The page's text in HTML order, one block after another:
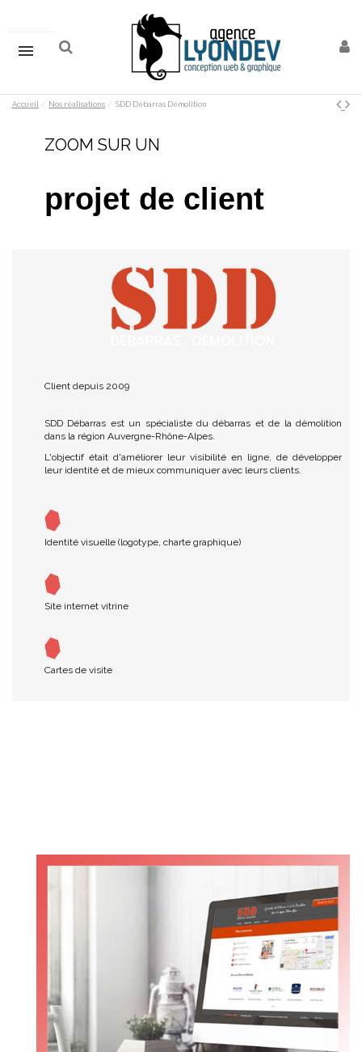
Accueil Nos réalisations SDD Débarras Démolition
ZOOM SUR UN
projet de client
Client depuis 2009
SDD Débarras est un spécialiste du débarras et de la démolition
dans la région Auvergne-Rhône-Alpes.
L'objectif était d'améliorer leur visibilité en ligne, de développer
leur identité et de mieux communiquer avec leurs clients.
Identité visuelle (logotype, charte graphique)
Site internet vitrine
Cartes de visite